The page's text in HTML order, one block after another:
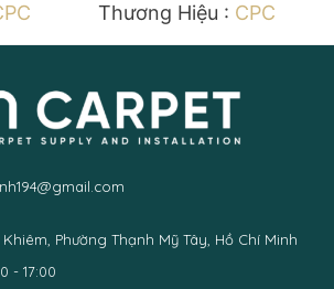
Thương Hiệu : CPC
Khiêm, Phường Thạnh Mỹ Tây, Hồ Chí Minh
- 17:00